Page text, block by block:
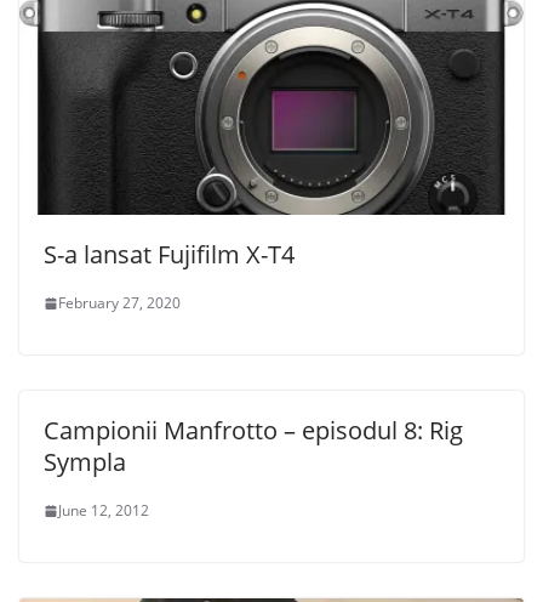
S-a lansat Fujifilm X-T4
February 27, 2020
Campionii Manfrotto – episodul 8: Rig
Sympla
June 12, 2012